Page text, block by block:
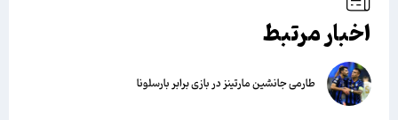
اخبار مرتبط
طارمی جانشین مارتینز در بازی برابر بارسلونا